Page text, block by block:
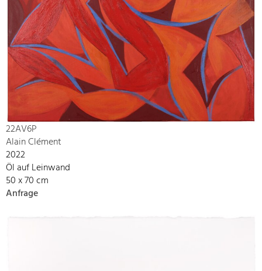
22AV6P
Alain Clément
2022
Öl auf Leinwand
50 x 70 cm
Anfrage